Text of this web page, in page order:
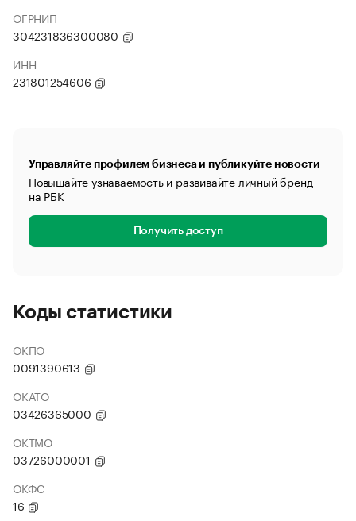
ОГРНИП
304231836300080
ИНН
231801254606
Управляйте профилем бизнеса и публикуйте новости
Повышайте узнаваемость и развивайте личный бренд
на РБК
Получить доступ
Коды статистики
ОКПО
0091390613
ОКАТО
03426365000
ОКТМО
03726000001
ОКФС
16